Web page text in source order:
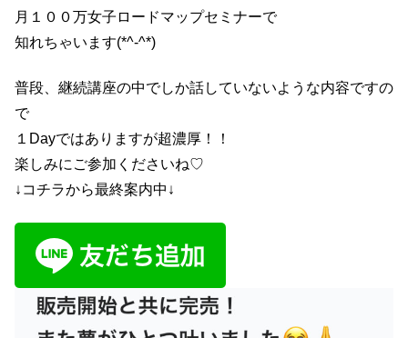
月１００万女子ロードマップセミナーで
知れちゃいます(*^-^*)
普段、継続講座の中でしか話していないような内容ですの
で
１Dayではありますが超濃厚！！
楽しみにご参加くださいね♡
↓コチラから最終案内中↓